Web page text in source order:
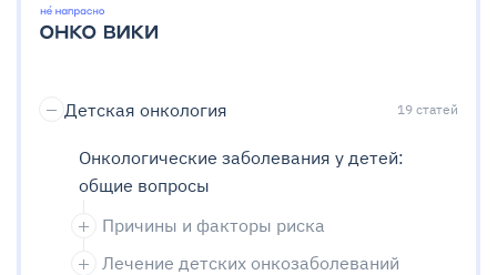
Детская онкология 19 статей
Онкологические заболевания у детей:
общие вопросы
Причины и факторы риска
Лечение детских онкозаболеваний